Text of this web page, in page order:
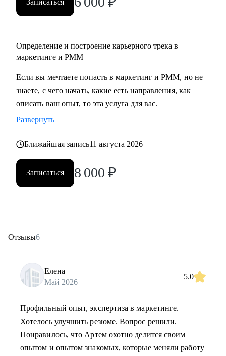
• Middle/senior специалистам в маркетинге и PMM для
• Всем, кто точно понимает, что хочет попасть в Digital-
маркетинг и PMM, но не знает, какие бывают направления,
с чего можно начать, в какую сторону двигаться.
Записаться
Определение и построение карьерного трека в
маркетинге и PMM
Если вы мечтаете попасть в маркетинг и PMM, но не
знаете, с чего начать, какие есть направления, как
описать ваш опыт, то эта услуга для вас.
Развернуть
Ближайшая запись11 августа 2026
Записаться 8 000 ₽
Отзывы6
Елена
Май 2026
5.0
Профильный опыт, экспертиза в маркетинге.
Хотелось улучшить резюме. Вопрос решили.
Понравилось, что Артем охотно делится своим
опытом и опытом знакомых, которые меняли работу